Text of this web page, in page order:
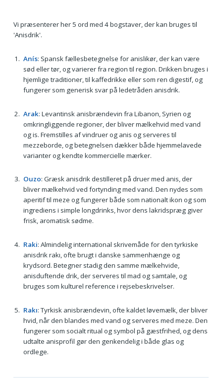
Vi præsenterer her 5 ord med 4 bogstaver, der kan bruges til
'Anisdrik'.
Anís: Spansk fællesbetegnelse for anislikør, der kan være
sød eller tør, og varierer fra region til region. Drikken bruges i
hjemlige traditioner, til kaffedrikke eller som ren digestif, og
fungerer som generisk svar på ledetråden anisdrik.
Arak: Levantinsk anisbrændevin fra Libanon, Syrien og
omkringliggende regioner, der bliver mælkehvid med vand
og is. Fremstilles af vindruer og anis og serveres til
mezzeborde, og betegnelsen dækker både hjemmelavede
varianter og kendte kommercielle mærker.
Ouzo: Græsk anisdrik destilleret på druer med anis, der
bliver mælkehvid ved fortynding med vand. Den nydes som
aperitif til meze og fungerer både som nationalt ikon og som
ingrediens i simple longdrinks, hvor dens lakridspræg giver
frisk, aromatisk sødme.
Raki: Almindelig international skrivemåde for den tyrkiske
anisdrik rakı, ofte brugt i danske sammenhænge og
krydsord. Betegner stadig den samme mælkehvide,
anisduftende drik, der serveres til mad og samtale, og
bruges som kulturel reference i rejsebeskrivelser.
Rakı: Tyrkisk anisbrændevin, ofte kaldet løvemælk, der bliver
hvid, når den blandes med vand og serveres med meze. Den
fungerer som socialt ritual og symbol på gæstfrihed, og dens
udtalte anisprofil gør den genkendelig i både glas og
ordlege.